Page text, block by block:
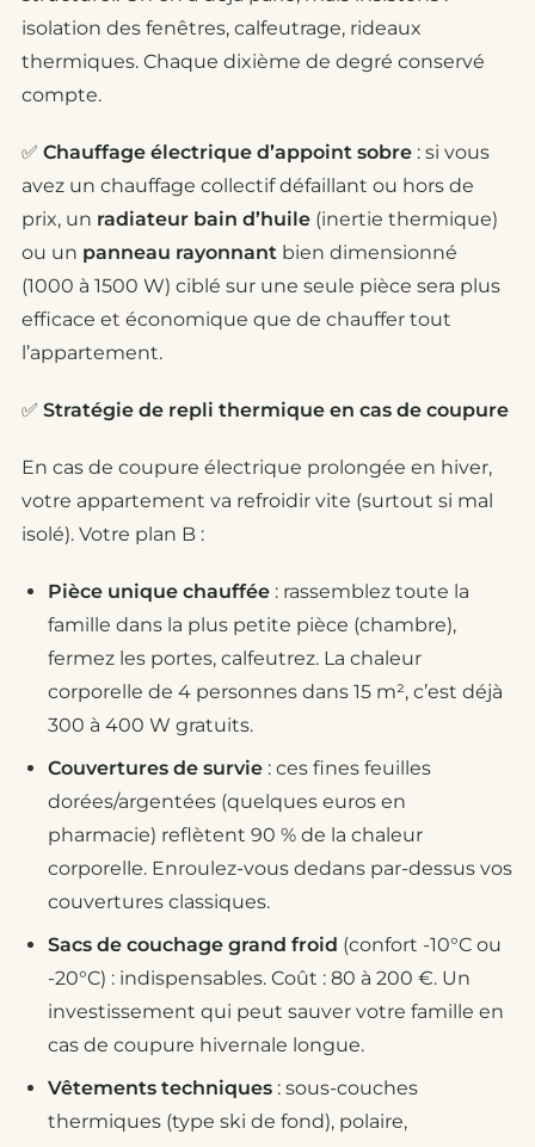
isolation des fenêtres, calfeutrage, rideaux
thermiques. Chaque dixième de degré conservé
compte.
✅ Chauffage électrique d’appoint sobre : si vous
avez un chauffage collectif défaillant ou hors de
prix, un radiateur bain d’huile (inertie thermique)
ou un panneau rayonnant bien dimensionné
(1000 à 1500 W) ciblé sur une seule pièce sera plus
efficace et économique que de chauffer tout
l’appartement.
✅ Stratégie de repli thermique en cas de coupure
En cas de coupure électrique prolongée en hiver,
votre appartement va refroidir vite (surtout si mal
isolé). Votre plan B :
Pièce unique chauffée : rassemblez toute la
famille dans la plus petite pièce (chambre),
fermez les portes, calfeutrez. La chaleur
corporelle de 4 personnes dans 15 m², c’est déjà
300 à 400 W gratuits.
Couvertures de survie : ces fines feuilles
dorées/argentées (quelques euros en
pharmacie) reflètent 90 % de la chaleur
corporelle. Enroulez-vous dedans par-dessus vos
couvertures classiques.
Sacs de couchage grand froid (confort -10°C ou
-20°C) : indispensables. Coût : 80 à 200 €. Un
investissement qui peut sauver votre famille en
cas de coupure hivernale longue.
Vêtements techniques : sous-couches
thermiques (type ski de fond), polaire,